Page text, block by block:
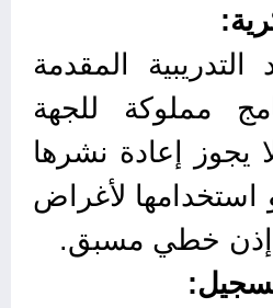
التدريبية المقدمة
مملوكة للجهة
يجوز إعادة نشرها
استخدامها لأغراض
إذن خطي مسبق.